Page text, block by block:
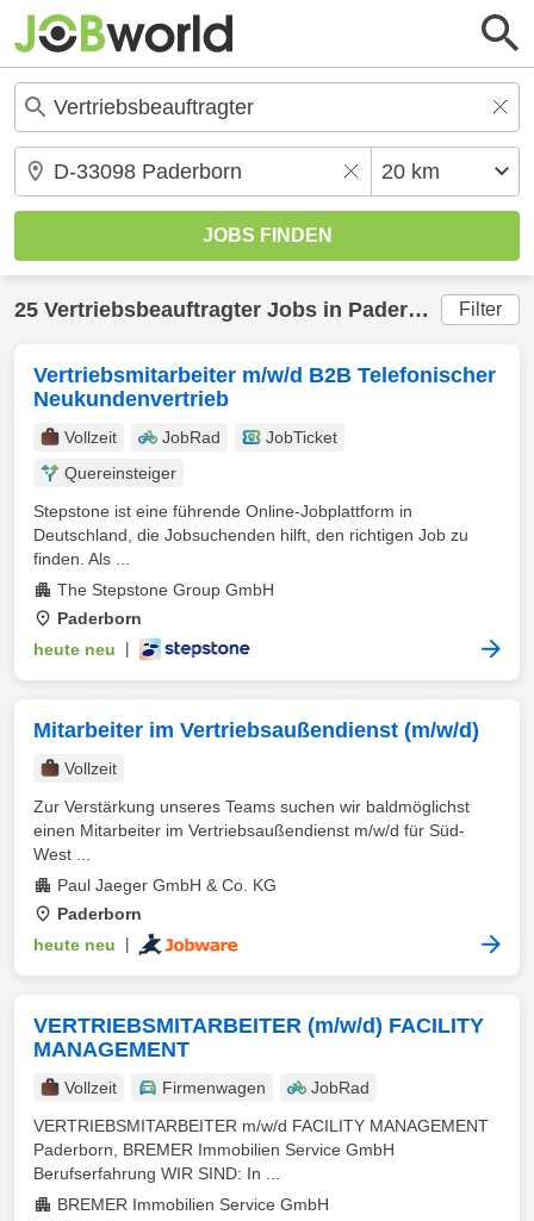
25 Vertriebsbeauftragter Jobs in Paderborn (20
Filter
Vertriebsmitarbeiter m/w/d B2B Telefonischer
Neukundenvertrieb
Vollzeit JobRad
JobTicket
Quereinsteiger
Stepstone ist eine führende Online-Jobplattform in
Deutschland, die Jobsuchenden hilft, den richtigen Job zu
finden. Als ...
The Stepstone Group GmbH
Paderborn
heute neu
Mitarbeiter im Vertriebsaußendienst (m/w/d)
Vollzeit
Zur Verstärkung unseres Teams suchen wir baldmöglichst
einen Mitarbeiter im Vertriebsaußendienst m/w/d für Süd-
West ...
Paul Jaeger GmbH & Co. KG
Paderborn
heute neu
VERTRIEBSMITARBEITER (m/w/d) FACILITY
MANAGEMENT
Vollzeit Firmenwagen
JobRad
VERTRIEBSMITARBEITER m/w/d FACILITY MANAGEMENT
Paderborn, BREMER Immobilien Service GmbH
Berufserfahrung WIR SIND: In ...
BREMER Immobilien Service GmbH